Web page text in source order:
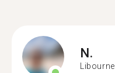
N.
Libourne